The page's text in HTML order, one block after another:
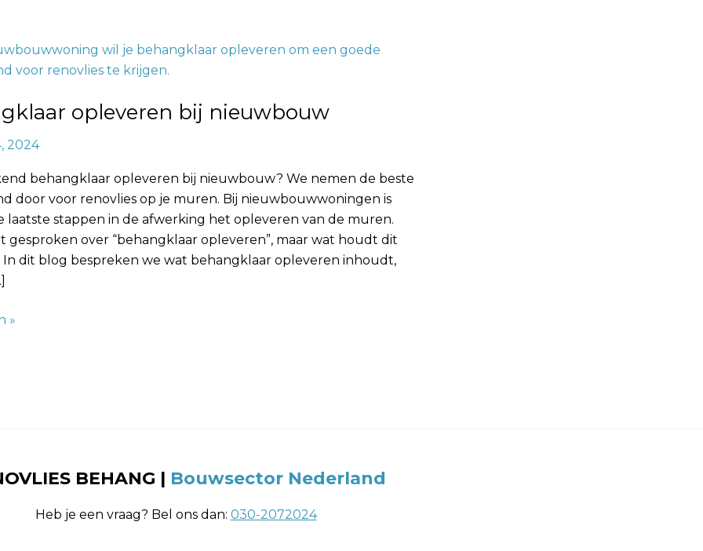
opleveren bij nieuwbouw
2024
behangklaar opleveren bij nieuwbouw? We nemen de beste
door voor renovlies op je muren. Bij nieuwbouwwoningen is
laatste stappen in de afwerking het opleveren van de muren.
gesproken over “behangklaar opleveren”, maar wat houdt dit
In dit blog bespreken we wat behangklaar opleveren inhoudt,
»
BEHANG | Bouwsector Nederland
Heb je een vraag? Bel ons dan: 030-2072024